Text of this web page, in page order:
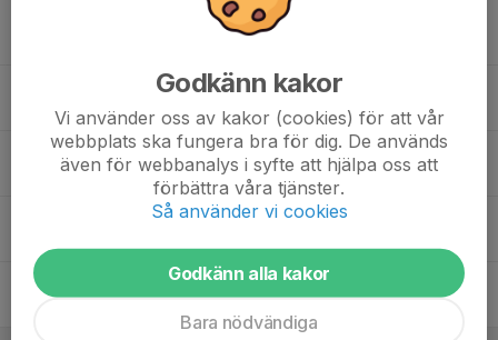
Träning i backen
08:00
16:00
LVC-FINAL SG, GS, SL
Duved
Träning i backen
20 LVC-FINAL SG, GS, SL
Godkänn kakor
Vi använder oss av kakor (cookies) för att vår
webbplats ska fungera bra för dig. De används
även för webbanalys i syfte att hjälpa oss att
förbättra våra tjänster.
Så använder vi cookies
Godkänn alla kakor
Bara nödvändiga